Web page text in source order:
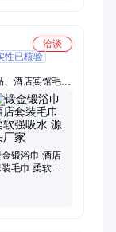
洽谈
性已核验
、酒店宾馆毛
毛巾、珊瑚绒
细纤维毛巾、
毛巾、浴巾、
锻浴巾 酒店
毛巾 柔软强